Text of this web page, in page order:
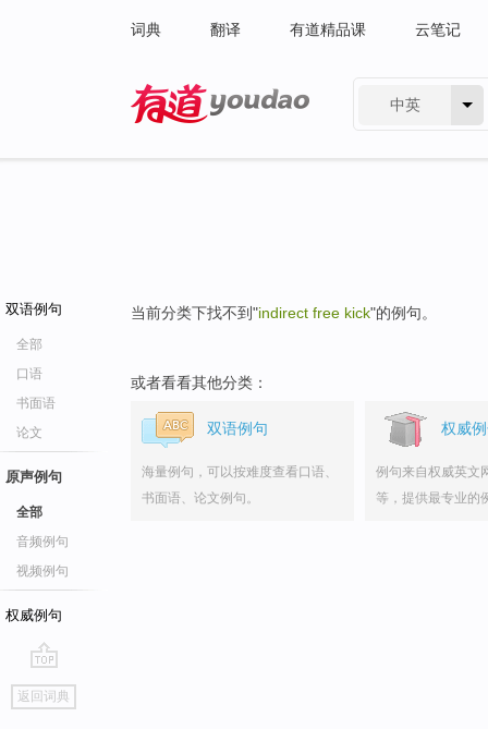
词典 翻译 有道精品课 云笔记
中英
双语例句
全部
口语
书面语
论文
原声例句
全部
音频例句
视频例句
权威例句
go
top
返回词典
当前分类下找不到"indirect free kick"的例句。
或者看看其他分类：
双语例句
海量例句，可以按难度查看口语、
书面语、论文例句。
权威
例句来自权威英文
等，提供最专业的